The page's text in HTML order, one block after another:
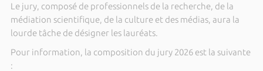
Le jury, composé de professionnels de la recherche, de la
médiation scientifique, de la culture et des médias, aura la
lourde tâche de désigner les lauréats.
Pour information, la composition du jury 2026 est la suivante
: